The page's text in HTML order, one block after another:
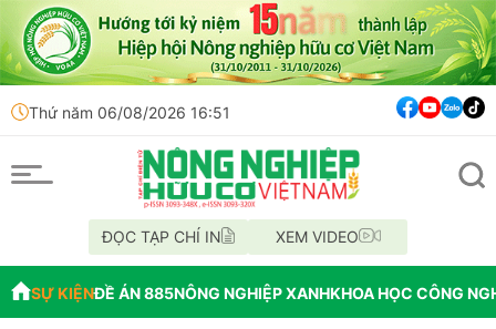
Thứ năm 06/08/2026 16:51
ĐỌC TẠP CHÍ IN XEM VIDEO
SỰ KIỆNĐỀ ÁN 885NÔNG NGHIỆP XANHKHOA HỌC CÔNG